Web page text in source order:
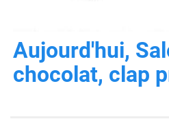
Aujourd'hui,
chocolat, clap